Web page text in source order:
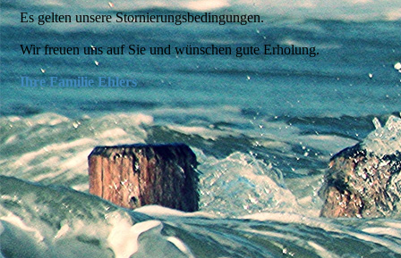
Es gelten unsere Stornierungsbedingungen.
Wir freuen uns auf Sie und wünschen gute Erholung.
Ihre Familie Ehlers